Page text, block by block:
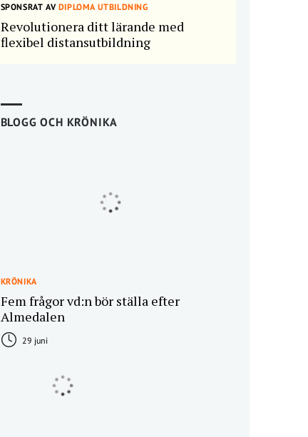
SPONSRAT AVDIPLOMA UTBILDNING
Revolutionera ditt lärande med
flexibel distansutbildning
BLOGG OCH KRÖNIKA
KRÖNIKA
Fem frågor vd:n bör ställa efter
Almedalen
29 juni